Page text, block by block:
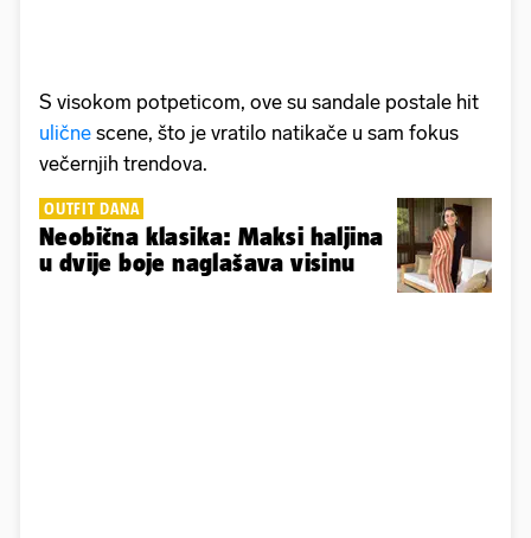
S visokom potpeticom, ove su sandale postale hit
ulične scene, što je vratilo natikače u sam fokus
večernjih trendova.
OUTFIT DANA
Neobična klasika: Maksi haljina
u dvije boje naglašava visinu